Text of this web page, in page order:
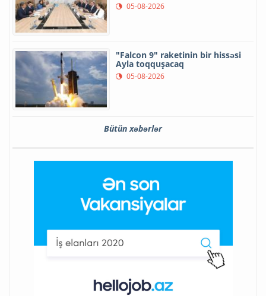
05-08-2026
"Falcon 9" raketinin bir hissəsi
Ayla toqquşacaq
05-08-2026
Bütün xəbərlər